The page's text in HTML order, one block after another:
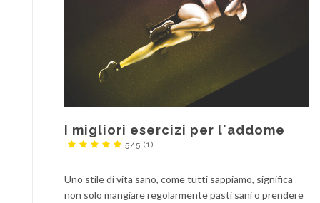
I migliori esercizi per l'addome
5/5 (1)
Uno stile di vita sano, come tutti sappiamo, significa
non solo mangiare regolarmente pasti sani o prendere